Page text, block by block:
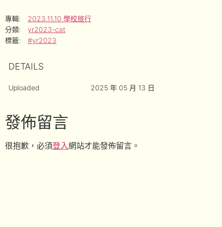
專輯:
2023.11.10 學校旅行
分類:
yr2023-cat
標籤:
#yr2023
DETAILS
Uploaded 2025 年 05 月 13 日
發佈留言
很抱歉，必須登入網站才能發佈留言。